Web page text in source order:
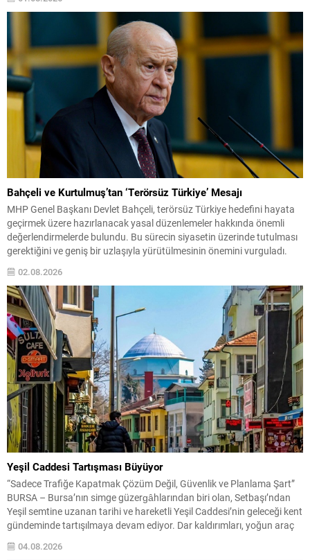
özellikle tanınmayan kişilerden alınan açık sütlerde dikkatli olunması
gerektiği belirtildi. Üretim yeri, hayvan sağlığı, saklama koşulları ve...
Bahçeli ve Kurtulmuş’tan ‘Terörsüz Türkiye’ Mesajı
MHP Genel Başkanı Devlet Bahçeli, terörsüz Türkiye hedefini hayata
geçirmek üzere hazırlanacak yasal düzenlemeler hakkında önemli
değerlendirmelerde bulundu. Bu sürecin siyasetin üzerinde tutulması
gerektiğini ve geniş bir uzlaşıyla yürütülmesinin önemini vurguladı.
Bahçeli, çerçeve yasanın milli bir mesele olarak ele alınması gerektiğini
belirterek, demokratikleşme iradesiyle uyumlu biçimde bireysel
özgürlüklerin genişletilmesini ve...
02.08.2026
Yeşil Caddesi Tartışması Büyüyor
“Sadece Trafiğe Kapatmak Çözüm Değil, Güvenlik ve Planlama Şart”
BURSA – Bursa’nın simge güzergâhlarından biri olan, Setbaşı’ndan
Yeşil semtine uzanan tarihi ve hareketli Yeşil Caddesi’nin geleceği kent
gündeminde tartışılmaya devam ediyor. Dar kaldırımları, yoğun araç
trafiği ve yaya hareketliliğiyle uzun süredir eleştirilen cadde için
gündeme gelen tek yön uygulaması veya...
04.08.2026